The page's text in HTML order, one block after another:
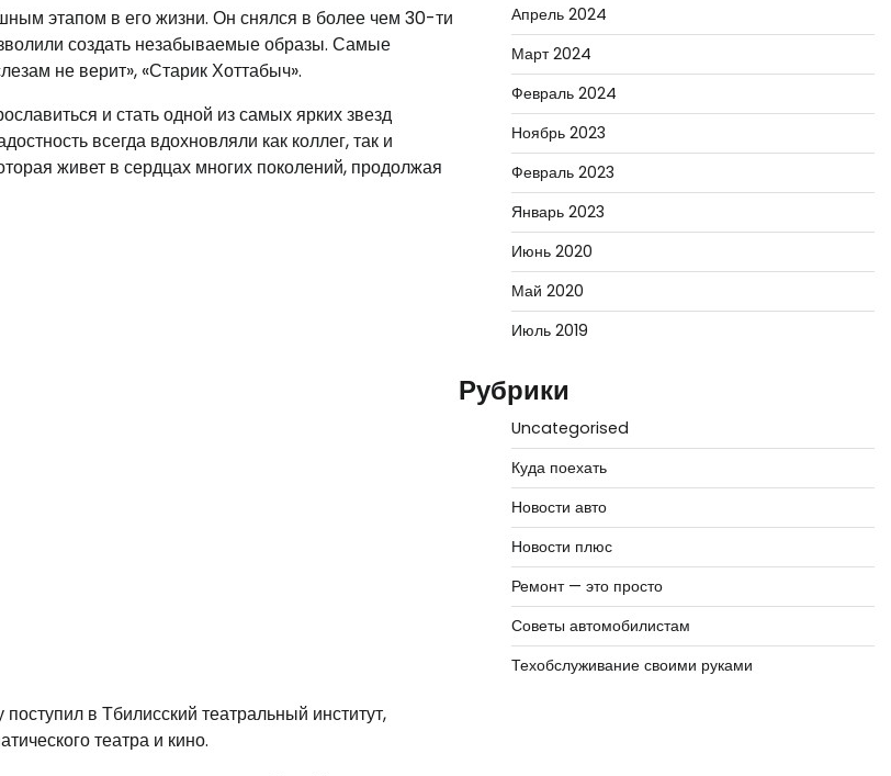
этапом в его жизни. Он снялся в более чем 30-ти
создать незабываемые образы. Самые
не верит», «Старик Хоттабыч».
и стать одной из самых ярких звезд
всегда вдохновляли как коллег, так и
живет в сердцах многих поколений, продолжая
в Тбилисский театральный институт,
театра и кино.
Апрель 2024
Март 2024
Февраль 2024
Ноябрь 2023
Февраль 2023
Январь 2023
Июнь 2020
Май 2020
Июль 2019
Рубрики
Uncategorised
Куда поехать
Новости авто
Новости плюс
Ремонт — это просто
Советы автомобилистам
Техобслуживание своими руками